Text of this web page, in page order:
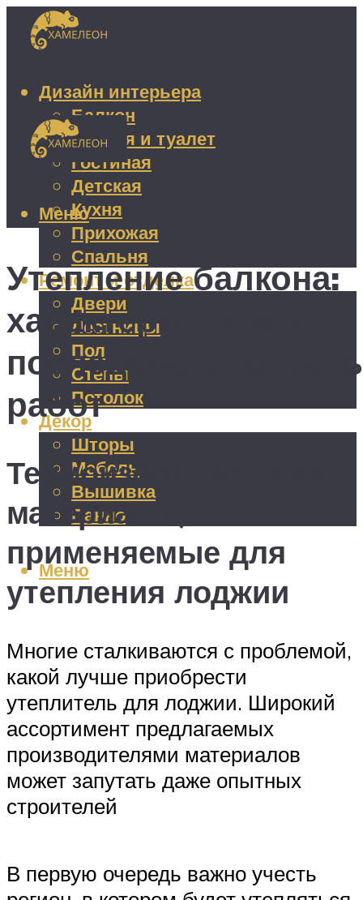
Дизайн интерьера
Балкон
Ванная и туалет
Гостиная
Детская
Кухня
Прихожая
Спальня
Ремонт и отделка
Двери
Лестницы
Пол
Стены
Потолок
Декор
Шторы
Мебель
Вышивка
Панно
Меню
Меню
Утепление балкона:
характеристики и
последовательность
работ
Термоизоляционные
материалы,
применяемые для
утепления лоджии
Многие сталкиваются с проблемой,
какой лучше приобрести
утеплитель для лоджии. Широкий
ассортимент предлагаемых
производителями материалов
может запутать даже опытных
строителей
В первую очередь важно учесть